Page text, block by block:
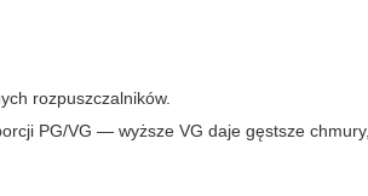
rozpuszczalników.
PG/VG — wyższe VG daje gęstsze